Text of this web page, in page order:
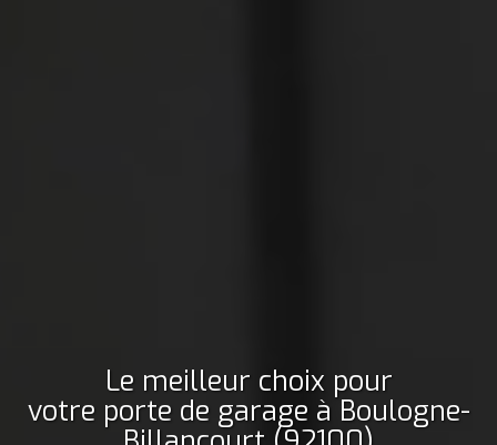
Le meilleur choix pour
votre porte de garage à Boulogne-